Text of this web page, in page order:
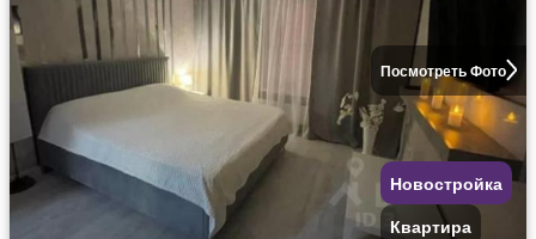
Посмотреть Фото
Новостройка
Квартира